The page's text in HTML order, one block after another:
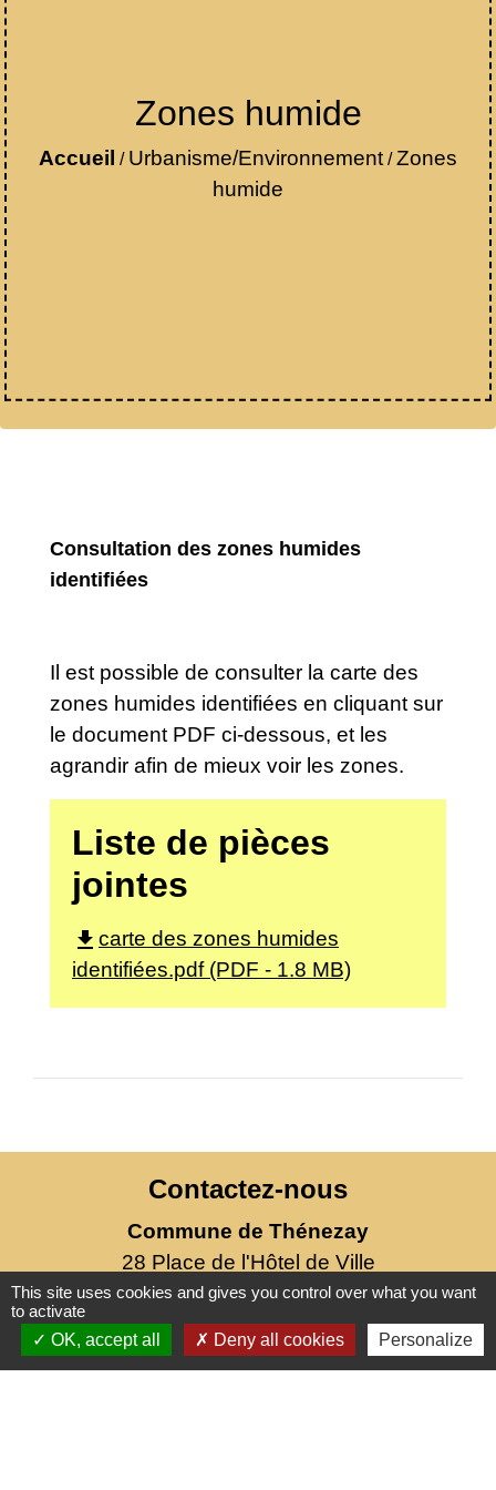
Zones humide
Accueil / Urbanisme/Environnement /Zones
humide
Consultation des zones humides
identifiées
Il est possible de consulter la carte des
zones humides identifiées en cliquant sur
le document PDF ci-dessous, et les
agrandir afin de mieux voir les zones.
Liste de pièces
jointes
file_download carte des zones humides
identifiées.pdf (PDF - 1.8 MB)
Contactez-nous
Commune de Thénezay
28 Place de l'Hôtel de Ville
79390 Thénezay - FRANCE
+33 5 49 63 00 20
This site uses cookies and gives you control over what you want
to activate
OK, accept all
Deny all cookies Personalize